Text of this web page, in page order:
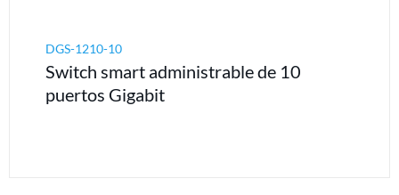
DGS-1210-10
Switch smart administrable de 10
puertos Gigabit